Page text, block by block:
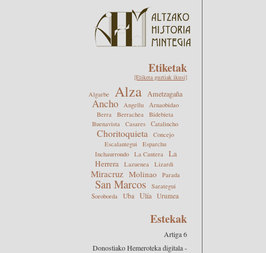
Etiketak
[Etiketa guztiak ikusi]
Algarbe Alza Ametzagaña
Ancho Angellu
Arnaobidao
Berra
Berrachea
Bidebieta
Buenavista
Casares Catalincho
Choritoquieta
Concejo
Escalantegui
Esparchu
Inchaurrondo
La Cantera
La
Herrera
Lazuenea Lizardi
Miracruz Molinao Parada
San Marcos
Sarategui
Soroborda
Uba Ulía Urumea
Estekak
Artiga 6
Donostiako Hemeroteka digitala -